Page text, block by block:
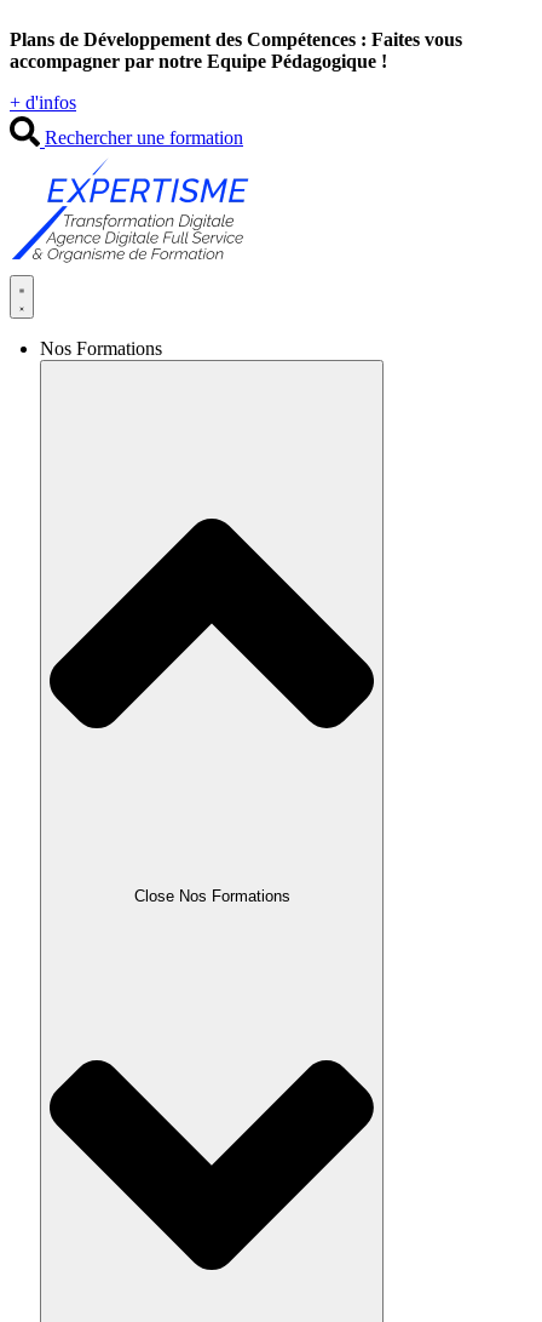
au
contenu
Plans de Développement des Compétences : Faites vous
accompagner par notre Equipe Pédagogique !
+ d'infos
Rechercher une formation
Nos Formations
Close Nos Formations